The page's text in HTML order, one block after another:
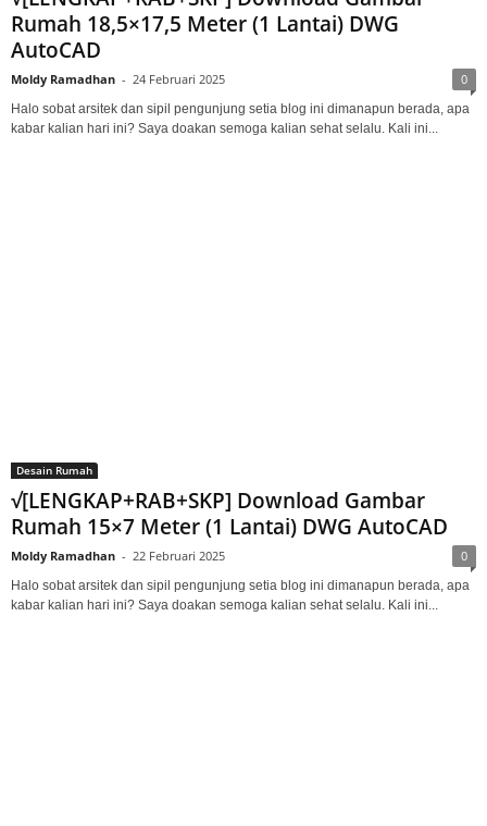
Rumah 18,5×17,5 Meter (1 Lantai) DWG
AutoCAD
Moldy Ramadhan - 24 Februari 2025 0
Halo sobat arsitek dan sipil pengunjung setia blog ini dimanapun berada, apa
kabar kalian hari ini? Saya doakan semoga kalian sehat selalu. Kali ini...
Desain Rumah
√[LENGKAP+RAB+SKP] Download Gambar
Rumah 15×7 Meter (1 Lantai) DWG AutoCAD
Moldy Ramadhan - 22 Februari 2025 0
Halo sobat arsitek dan sipil pengunjung setia blog ini dimanapun berada, apa
kabar kalian hari ini? Saya doakan semoga kalian sehat selalu. Kali ini...